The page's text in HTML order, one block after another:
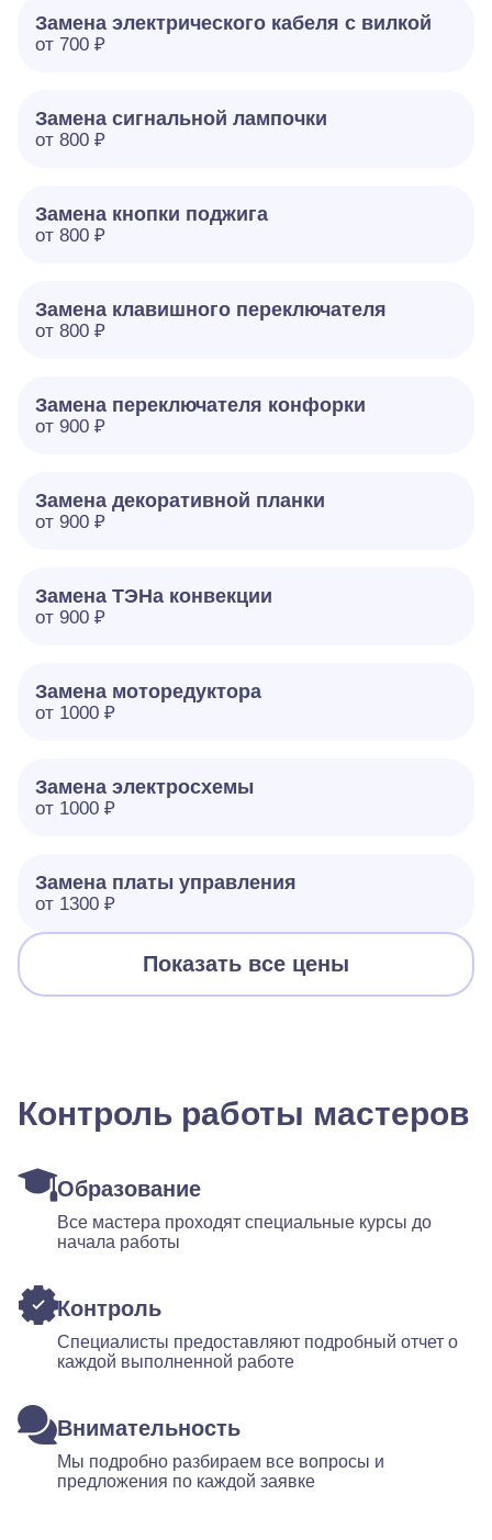
Замена электрического кабеля с вилкой
от 700 ₽
Замена сигнальной лампочки
от 800 ₽
Замена кнопки поджига
от 800 ₽
Замена клавишного переключателя
от 800 ₽
Замена переключателя конфорки
от 900 ₽
Замена декоративной планки
от 900 ₽
Замена ТЭНа конвекции
от 900 ₽
Замена моторедуктора
от 1000 ₽
Замена электросхемы
от 1000 ₽
Замена платы управления
от 1300 ₽
Показать все цены
Контроль работы мастеров
Образование
Все мастера проходят специальные курсы до
начала работы
Контроль
Специалисты предоставляют подробный отчет о
каждой выполненной работе
Внимательность
Мы подробно разбираем все вопросы и
предложения по каждой заявке